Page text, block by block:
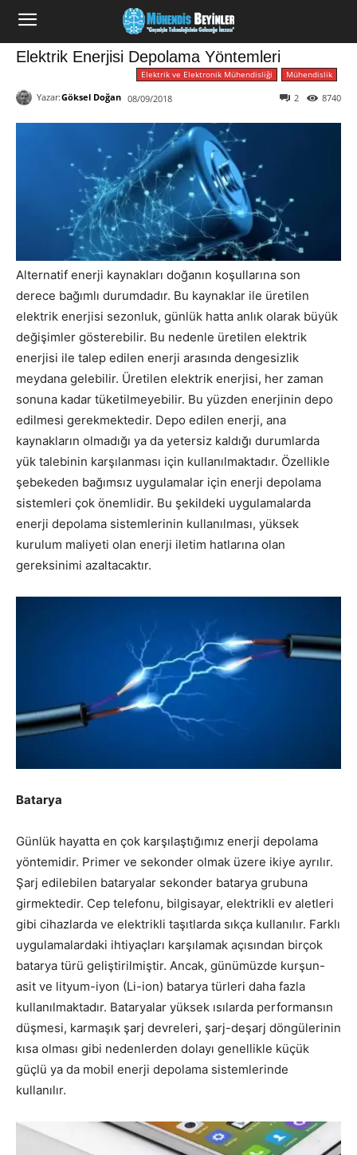
Elektrik Enerjisi Depolama Yöntemleri
Elektrik ve Elektronik Mühendisliği Mühendislik
Yazar:Göksel Doğan 08/09/2018 8740
2
Alternatif enerji kaynakları doğanın koşullarına son
derece bağımlı durumdadır. Bu kaynaklar ile üretilen
elektrik enerjisi sezonluk, günlük hatta anlık olarak büyük
değişimler gösterebilir. Bu nedenle üretilen elektrik
enerjisi ile talep edilen enerji arasında dengesizlik
meydana gelebilir. Üretilen elektrik enerjisi, her zaman
sonuna kadar tüketilmeyebilir. Bu yüzden enerjinin depo
edilmesi gerekmektedir. Depo edilen enerji, ana
kaynakların olmadığı ya da yetersiz kaldığı durumlarda
yük talebinin karşılanması için kullanılmaktadır. Özellikle
şebekeden bağımsız uygulamalar için enerji depolama
sistemleri çok önemlidir. Bu şekildeki uygulamalarda
enerji depolama sistemlerinin kullanılması, yüksek
kurulum maliyeti olan enerji iletim hatlarına olan
gereksinimi azaltacaktır.
Batarya
Günlük hayatta en çok karşılaştığımız enerji depolama
yöntemidir. Primer ve sekonder olmak üzere ikiye ayrılır.
Şarj edilebilen bataryalar sekonder batarya grubuna
girmektedir. Cep telefonu, bilgisayar, elektrikli ev aletleri
gibi cihazlarda ve elektrikli taşıtlarda sıkça kullanılır. Farklı
uygulamalardaki ihtiyaçları karşılamak açısından birçok
batarya türü geliştirilmiştir. Ancak, günümüzde kurşun-
asit ve lityum-iyon (Li-ion) batarya türleri daha fazla
kullanılmaktadır. Bataryalar yüksek ısılarda performansın
düşmesi, karmaşık şarj devreleri, şarj-deşarj döngülerinin
kısa olması gibi nedenlerden dolayı genellikle küçük
güçlü ya da mobil enerji depolama sistemlerinde
kullanılır.